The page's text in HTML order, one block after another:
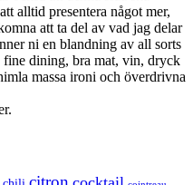
alltid presentera något mer,
att ta del av vad jag delar
ni en blandning av all sorts
fine dining, bra mat, vin, dryck
massa ironi och överdrivna